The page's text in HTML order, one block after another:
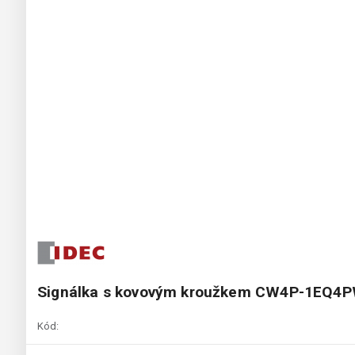
Signálka s kovovým kroužkem CW4P-
Kód: